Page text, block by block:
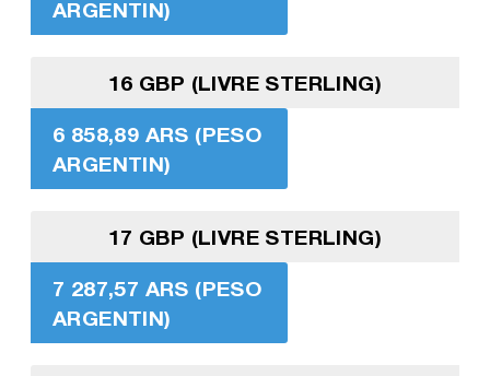
ARGENTIN)
16 GBP (LIVRE STERLING)
6 858,89 ARS (PESO
ARGENTIN)
17 GBP (LIVRE STERLING)
7 287,57 ARS (PESO
ARGENTIN)